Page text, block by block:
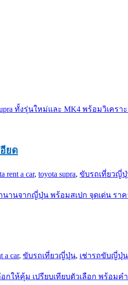
ยด
rent a car, toyota supra, ขับรถเที่ยวญี่
a car, ขับรถเที่ยวญี่ปุ่น, เช่ารถขับญี่ปุ่น